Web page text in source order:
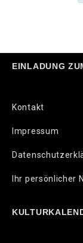
EINLADUNG
Kontakt
Impressum
Ihr persönlicher